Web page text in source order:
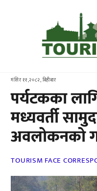
मंसिर ११,२०८२, बिहीबार
पर्यटकका
मध्यवर्ती
अवलोकनको
TOURISM FACE